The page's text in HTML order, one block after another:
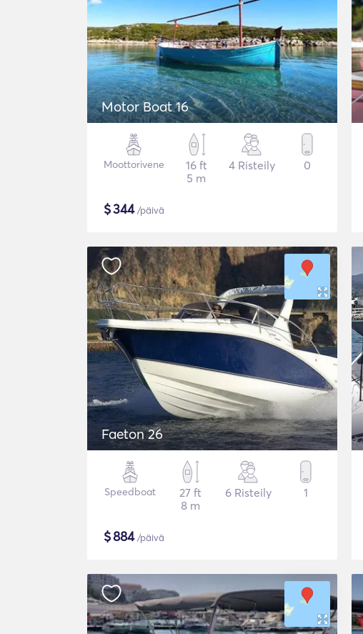
Motor Boat 16
Moottorivene
16 ft
5 m
4 Risteily 0
$344/päivä
Faeton 26
Speedboat
27 ft
8 m
6 Risteily 1
$884/päivä